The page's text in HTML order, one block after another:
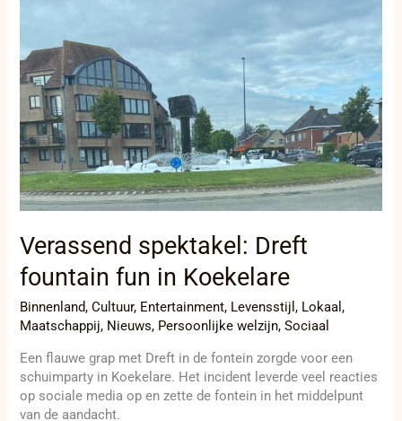
Verassend spektakel: Dreft
fountain fun in Koekelare
Binnenland,Cultuur, Entertainment, Levensstijl, Lokaal,
Maatschappij, Nieuws, Persoonlijke welzijn,Sociaal
Een flauwe grap met Dreft in de fontein zorgde voor een
schuimparty in Koekelare. Het incident leverde veel reacties
op sociale media op en zette de fontein in het middelpunt
van de aandacht.
fountain
fun
in
Koekelare